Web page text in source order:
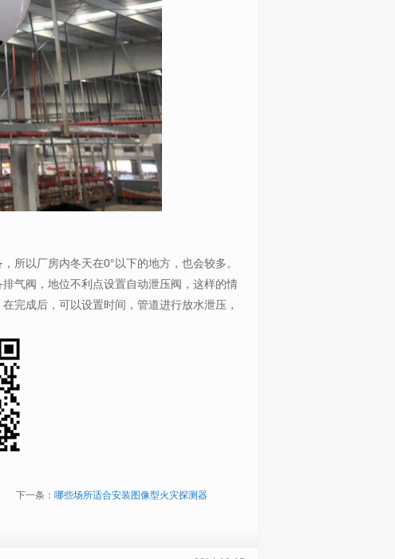
所以厂房内冬天在0°以下的地方，也会较多。
气阀，地位不利点设置自动泄压阀，这样的情
完成后，可以设置时间，管道进行放水泄压，
下一条： 哪些场所适合安装图像型火灾探测器